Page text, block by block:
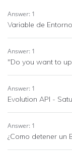
Answer: 1
Variable de Entorno
Answer: 1
"Do you want to
Answer: 1
Evolution API -
Answer: 1
¿Como detener un